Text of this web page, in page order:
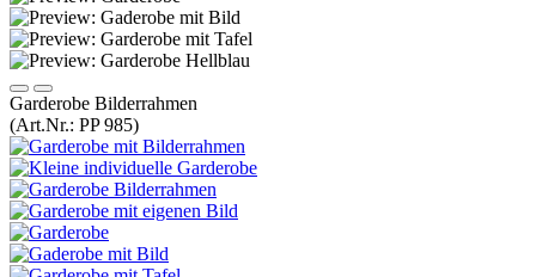
Garderobe Bilderrahmen
(Art.Nr.: PP 985)